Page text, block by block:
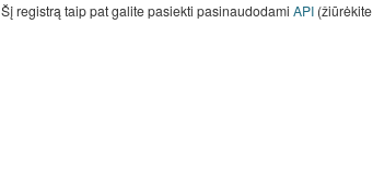
Šį registrą taip pat galite pasiekti pasinaudodami API(žiūrėkite